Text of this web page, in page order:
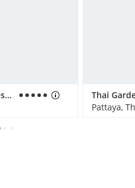
Avani Pattaya Resort
Thai
Pattaya,